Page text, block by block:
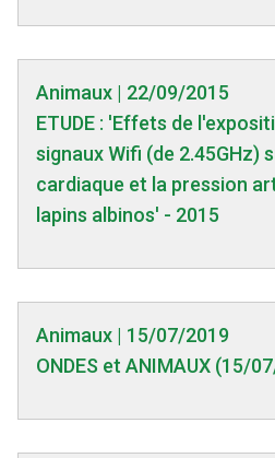
Animaux | 22/09/2015
ETUDE : 'Effets de
signaux Wifi (de 2.45GHz)
cardiaque et la pression
lapins albinos' - 2015
Animaux | 15/07/2019
ONDES et ANIMAUX (15/